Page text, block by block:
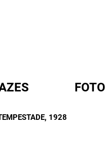
, 1928
DE BUSCA